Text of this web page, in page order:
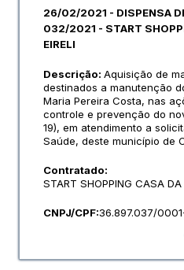
26/02/2021 - DISPENSA
032/2021 - START
EIRELI
Descrição: Aquisição de
destinados a manutenção
Maria Pereira Costa, nas
controle e prevenção do
19), em atendimento a
Saúde, deste município de
Contratado:
START SHOPPING CASA DA
CNPJ/CPF:36.897.037/